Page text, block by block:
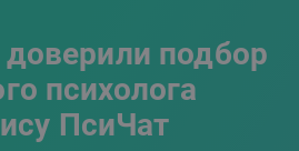
подбор
психолога
ПсиЧат